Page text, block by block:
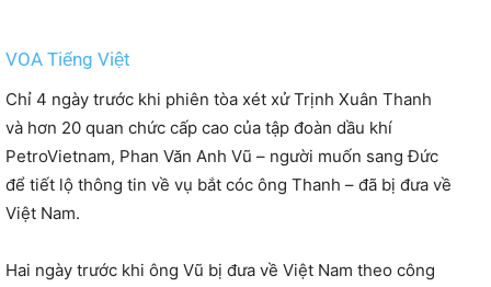
VOA Tiếng Việt
Chỉ 4 ngày trước khi phiên tòa xét xử Trịnh Xuân Thanh
và hơn 20 quan chức cấp cao của tập đoàn dầu khí
PetroVietnam, Phan Văn Anh Vũ – người muốn sang Đức
để tiết lộ thông tin về vụ bắt cóc ông Thanh – đã bị đưa về
Việt Nam.
Hai ngày trước khi ông Vũ bị đưa về Việt Nam theo công